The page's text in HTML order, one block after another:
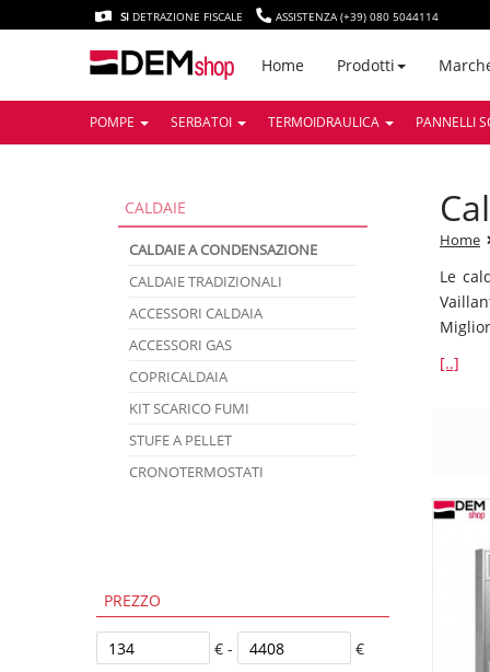
SI DETRAZIONE FISCALE ASSISTENZA (+39) 080 5044114
Home Prodotti
POMPE SERBATOI TERMOIDRAULICA PANNELLI
CALDAIE
CALDAIE A CONDENSAZIONE
CALDAIE TRADIZIONALI
ACCESSORI CALDAIA
ACCESSORI GAS
COPRICALDAIA
KIT SCARICO FUMI
STUFE A PELLET
CRONOTERMOSTATI
PREZZO
€ - €
Home
Le
[..]